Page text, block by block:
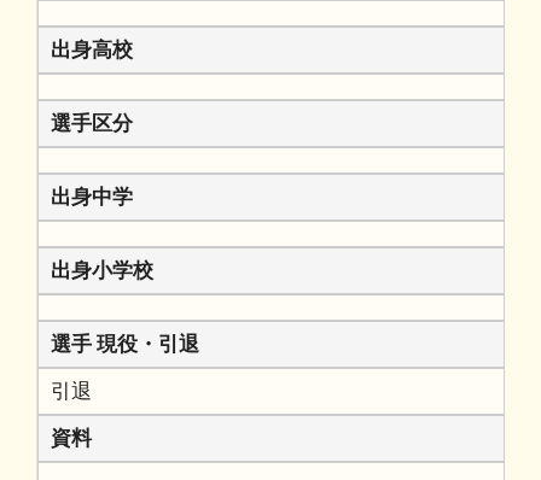
出身高校
選手区分
出身中学
出身小学校
選手 現役・引退
引退
資料